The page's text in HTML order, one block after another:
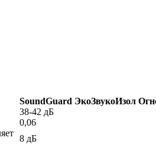
SoundGuard ЭкоЗвукоИзол
38-42 дБ
0,06
8 дБ